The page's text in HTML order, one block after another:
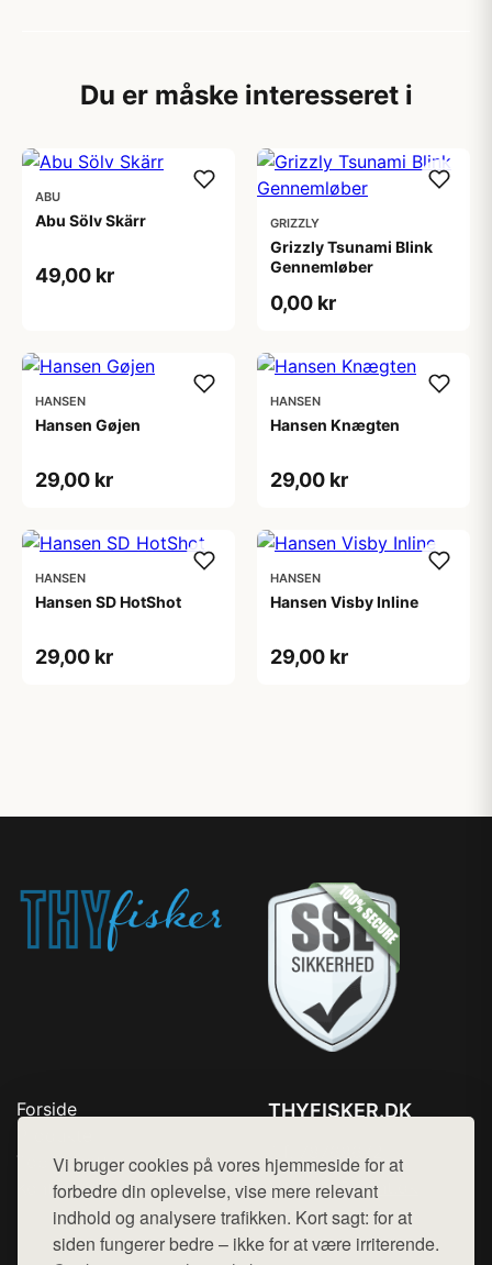
Vi bruger cookies på vores hjemmeside for at
forbedre din oplevelse, vise mere relevant
indhold og analysere trafikken. Kort sagt: for at
siden fungerer bedre – ikke for at være irriterende.
Du er måske interesseret i
ABU
Abu Sölv Skärr
49,00 kr
GRIZZLY
Grizzly Tsunami Blink
Gennemløber
0,00 kr
HANSEN
Hansen Gøjen
29,00 kr
HANSEN
Hansen Knægten
29,00 kr
HANSEN
Hansen SD HotShot
29,00 kr
HANSEN
Hansen Visby Inline
29,00 kr
Forside
Top Rabatter
Kontakt
THYFISKER.DK
Mail: hej@want.dk
Cookie- og privatlivspolitik